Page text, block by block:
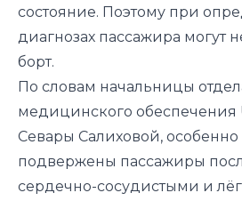
состояние. Поэтому при
диагнозах пассажира могут
борт.
По словам начальницы
медицинского обеспечения
Севары Салиховой, особенно
подвержены пассажиры
сердечно-сосудистыми и